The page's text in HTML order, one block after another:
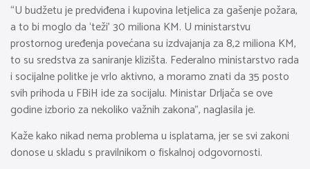
“U budžetu je predviđena i kupovina letjelica za gašenje požara,
a to bi moglo da ‘teži’ 30 miliona KM. U ministarstvu
prostornog uređenja povećana su izdvajanja za 8,2 miliona KM,
to su sredstva za saniranje klizišta. Federalno ministarstvo rada
i socijalne politke je vrlo aktivno, a moramo znati da 35 posto
svih prihoda u FBiH ide za socijalu. Ministar Drljača se ove
godine izborio za nekoliko važnih zakona”, naglasila je.
Kaže kako nikad nema problema u isplatama, jer se svi zakoni
donose u skladu s pravilnikom o fiskalnoj odgovornosti.